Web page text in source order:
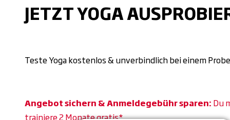
JETZT YOGA
Teste Yoga kostenlos & unverbindlich bei einem
Angebot sichern & Anmeldegebühr sparen: Du
trainiere 2 Monate gratis*.